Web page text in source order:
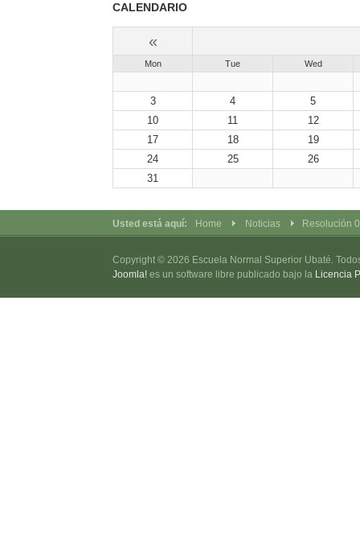
CALENDARIO
«
Mon Tue Wed
3 4
5
10
11
12
17
18
19
24
25
26
31
Usted está aquí: Home Noticias Resolución
Copyright © 2026 Escuela Normal Superior Ubaté.
Joomla! es un software libre publicado bajo la Licencia